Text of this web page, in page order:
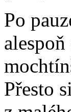
Po
Přesto